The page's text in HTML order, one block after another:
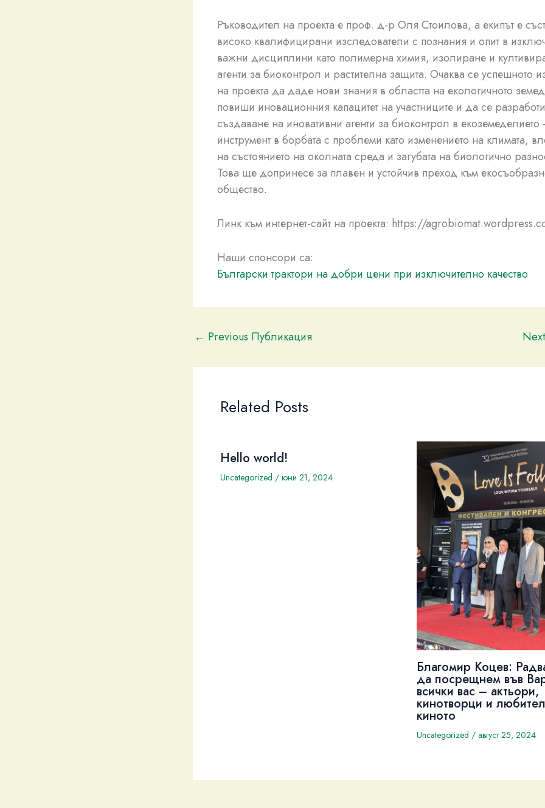
Ръководител на проекта е проф. д-р Оля Стоилова, а екипът е
високо квалифицирани изследователи с познания и опит в
важни дисциплини като полимерна химия, изолиране и
агенти за биоконтрол и растителна защита. Очаква се успешното
на проекта да даде нови знания в областта на екологичното
повиши иновационния капацитет на участниците и да се
създаване на иновативни агенти за биоконтрол в
инструмент в борбата с проблеми като изменението на климата,
на състоянието на околната среда и загубата на биологично
Това ще допринесе за плавен и устойчив преход към
общество.
Линк към интернет-сайт на проекта: https://
Наши спонсори са:
Български трактори на добри цени при изключително качество
← Previous Публикация
Related Posts
Hello world!
Uncategorized / юни 21, 2024
Благомир Коцев:
да посрещнем във
всички вас – актьори,
кинотворци и
киното
Uncategorized / август 25, 2024